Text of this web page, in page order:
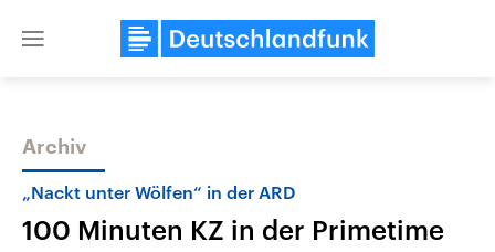
Close
Themen
Archiv
„Nackt unter Wölfen“ in der ARD
100 Minuten KZ in der Primetime